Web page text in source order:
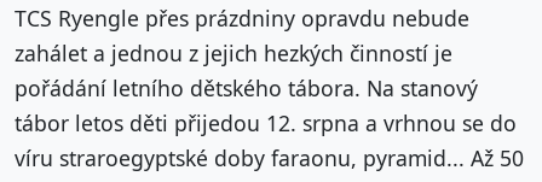
TCS Ryengle přes prázdniny opravdu nebude
zahálet a jednou z jejich hezkých činností je
pořádání letního dětského tábora. Na stanový
tábor letos děti přijedou 12. srpna a vrhnou se do
víru straroegyptské doby faraonu, pyramid... Až 50